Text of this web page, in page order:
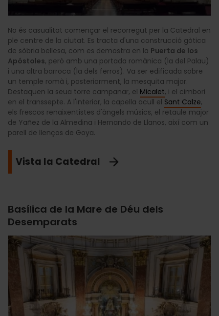
No és casualitat començar el recorregut per la Catedral en
ple centre de la ciutat. Es tracta d'una construcció gòtica
de sòbria bellesa, com es demostra en la Puerta de los
Apóstoles, però amb una portada romànica (la del Palau)
i una altra barroca (la dels ferros). Va ser edificada sobre
un temple romà i, posteriorment, la mesquita major.
Destaquen la seua torre campanar, el Micalet, i el cimbori
en el transsepte. A l'interior, la capella acull el Sant Calze,
els frescos renaixentistes d'àngels músics, el retaule major
de Yañez de la Almedina i Hernando de Llanos, així com un
parell de llenços de Goya.
Vista la Catedral
Basílica de la Mare de Déu dels
Desemparats